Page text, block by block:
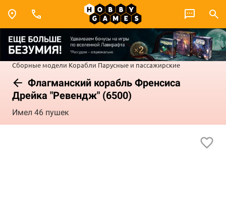
Сборные модели Корабли Парусные и пассажирские
Флагманский корабль Френсиса
Дрейка "Ревендж" (6500)
Имел 46 пушек